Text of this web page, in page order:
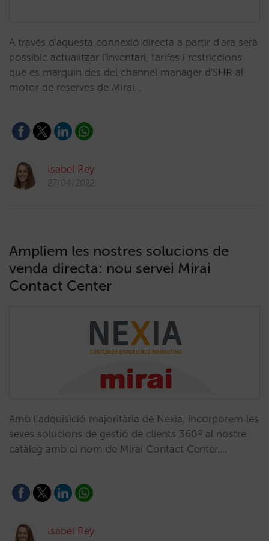
A través d'aquesta connexió directa a partir d'ara serà
possible actualitzar l'inventari, tarifes i restriccions
que es marquin des del channel manager d'SHR al
motor de reserves de Mirai…
Isabel Rey
27/04/2022
Ampliem les nostres solucions de
venda directa: nou servei Mirai
Contact Center
Amb l’adquisició majoritària de Nexia, incorporem les
seves solucions de gestió de clients 360º al nostre
catàleg amb el nom de Mirai Contact Center.…
Isabel Rey